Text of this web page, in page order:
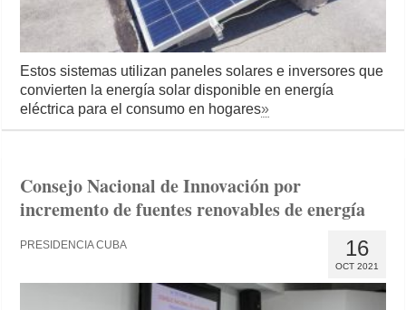
Estos sistemas utilizan paneles solares e inversores que
convierten la energía solar disponible en energía
eléctrica para el consumo en hogares»
Consejo Nacional de Innovación por
incremento de fuentes renovables de energía
16
OCT 2021
PRESIDENCIA CUBA